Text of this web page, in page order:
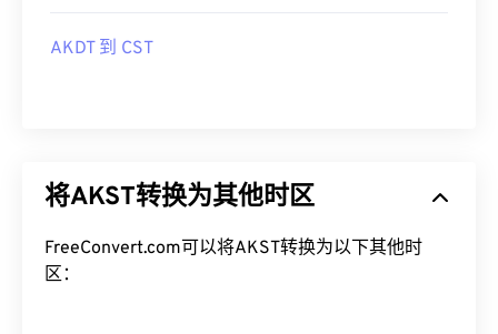
AKDT 到 CST
将AKST转换为其他时区
FreeConvert.com可以将AKST转换为以下其他时
区：